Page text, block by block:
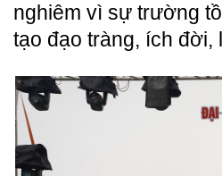
nghiêm vì sự trường
tạo đạo tràng, ích đời,